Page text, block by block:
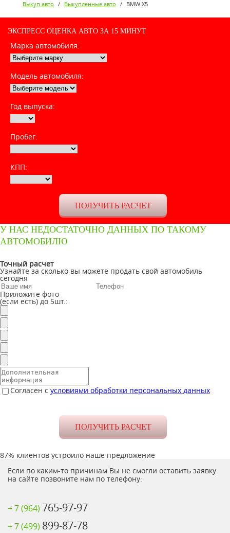
Выкуп авто / Выкупленные авто / BMW X5
ЭКСПРЕСС ОЦЕНКА АВТО ЗА 15 МИНУТ
Марка автомобиля:
Модель автомобиля:
Год выпуска:
Пробег:
КПП:
У НАС НЕДОСТАТОЧНО ДАННЫХ ПО ТАКОМУ
АВТОМОБИЛЮ
Точный расчет
Узнайте за сколько вы можете продать свой автомобиль
сегодня
Приложите фото
(если есть) до 5шт.:
Согласен с условиями обработки персональных данных
87% клиентов устроило наше предложение
Если по каким-то причинам Вы не смогли оставить заявку
на сайте позвоните нам по телефону:
+ 7 (964) 765-97-97
+ 7 (499) 899-87-78